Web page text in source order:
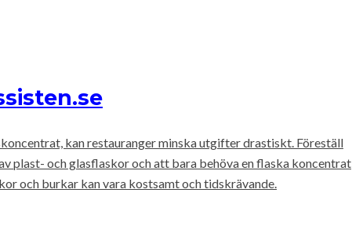
kan restauranger minska utgifter drastiskt. Föreställ
plast- och glasflaskor och att bara behöva en flaska koncentrat
och burkar kan vara kostsamt och tidskrävande.